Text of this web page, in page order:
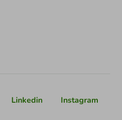
Linkedin Instagram